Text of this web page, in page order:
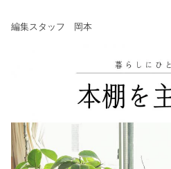
編集スタッフ 岡本